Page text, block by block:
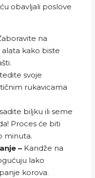
obavljali poslove
na
kako biste
svoje
rukavicama
biljku ili seme
Proces će biti
minuta.
– Kandže na
lako
korova.